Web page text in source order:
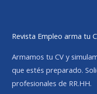
Revista Empleo arma tu
Armamos tu CV y
que estés preparado.
profesionales de RR.HH.